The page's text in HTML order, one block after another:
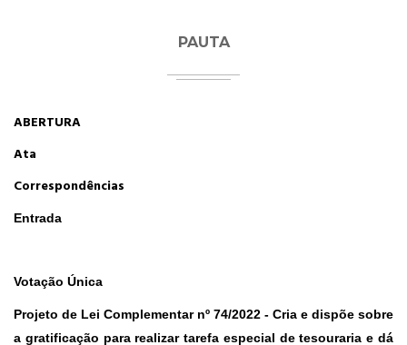
PAUTA
ABERTURA
Ata
Correspondências
Entrada
Votação Única
Projeto de Lei Complementar nº 74/2022 - Cria e dispõe sobre
a gratificação para realizar tarefa especial de tesouraria e dá